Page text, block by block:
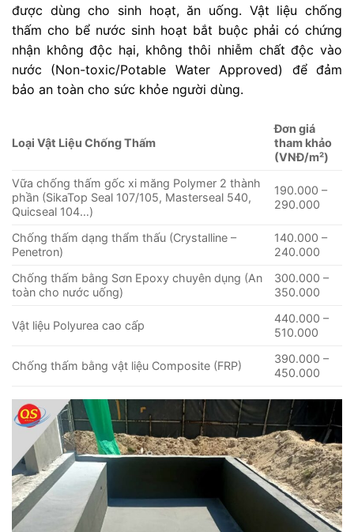
được dùng cho sinh hoạt, ăn uống. Vật liệu chống
thấm cho bể nước sinh hoạt bắt buộc phải có chứng
nhận không độc hại, không thôi nhiễm chất độc vào
nước (Non-toxic/Potable Water Approved) để đảm
bảo an toàn cho sức khỏe người dùng.
Loại Vật Liệu Chống Thấm
Đơn giá
tham khảo
(VNĐ/m²)
Vữa chống thấm gốc xi măng Polymer 2 thành
phần (SikaTop Seal 107/105, Masterseal 540,
Quicseal 104…)
190.000 –
290.000
Chống thấm dạng thẩm thấu (Crystalline –
Penetron)
140.000 –
240.000
Chống thấm bằng Sơn Epoxy chuyên dụng (An
toàn cho nước uống)
300.000 –
350.000
Vật liệu Polyurea cao cấp
440.000 –
510.000
Chống thấm bằng vật liệu Composite (FRP)
390.000 –
450.000